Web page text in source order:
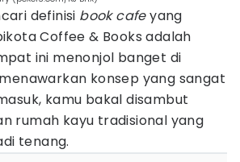
definisi book cafeyang
Coffee & Books adalah
ini menonjol banget di
konsep yang sangat
kamu bakal disambut
rumah kayu tradisional yang
tenang.